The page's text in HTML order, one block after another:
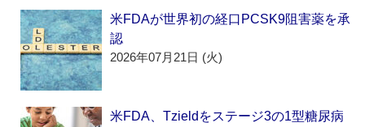
米FDAが世界初の経口PCSK9阻害薬を承
認
2026年07月21日 (火)
米FDA、Tzieldをステージ3の1型糖尿病